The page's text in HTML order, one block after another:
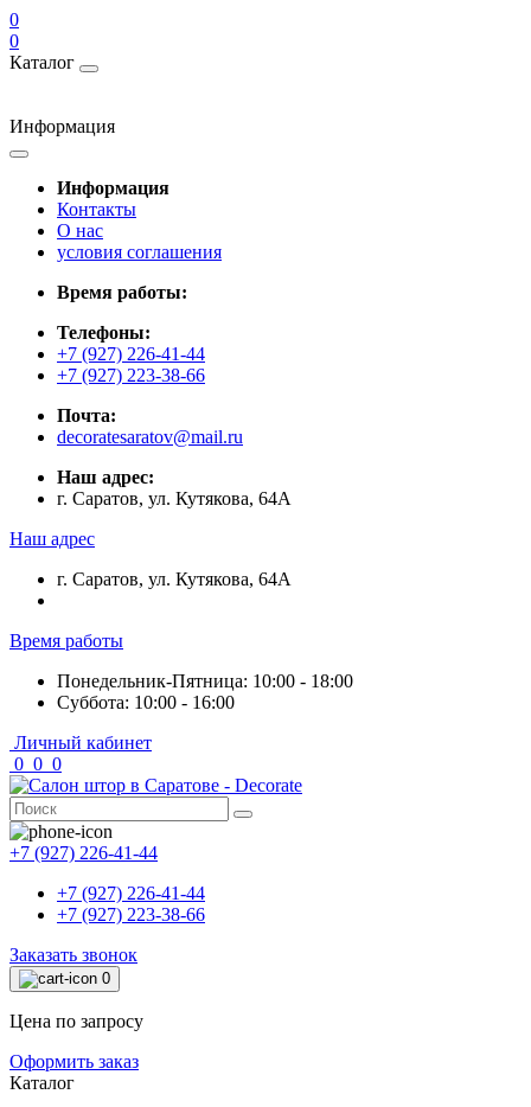
0
0
Каталог
Информация
Информация
Контакты
О нас
условия соглашения
Время работы:
Телефоны:
+7 (927) 226-41-44
+7 (927) 223-38-66
Почта:
decoratesaratov@mail.ru
Наш адрес:
г. Саратов, ул. Кутякова, 64А
Наш адрес
г. Саратов, ул. Кутякова, 64А
Время работы
Понедельник-Пятница: 10:00 - 18:00
Суббота: 10:00 - 16:00
Личный кабинет
0 0 0
+7 (927) 226-41-44
+7 (927) 226-41-44
+7 (927) 223-38-66
Заказать звонок
0
Цена по запросу
Оформить заказ
Каталог